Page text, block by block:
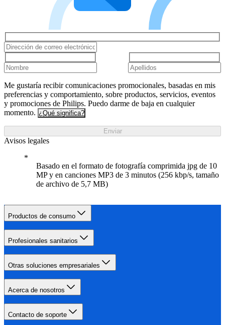
Me gustaría recibir comunicaciones promocionales, basadas en mis
preferencias y comportamiento, sobre productos, servicios, eventos
y promociones de Philips. Puedo darme de baja en cualquier
momento. ¿Qué significa?
Enviar
Avisos legales
Basado en el formato de fotografía comprimida jpg de 10
MP y en canciones MP3 de 3 minutos (256 kbp/s, tamaño
de archivo de 5,7 MB)
Productos de consumo
Profesionales sanitarios
Otras soluciones empresariales
Acerca de nosotros
Contacto de soporte